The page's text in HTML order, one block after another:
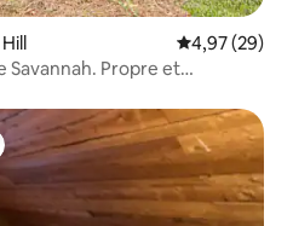
Évaluation
4,97 (29)
Savannah. Propre et